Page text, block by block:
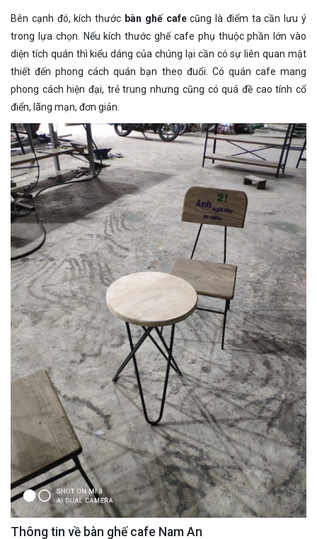
Bên cạnh đó, kích thước bàn ghế cafecũng là điểm ta cần lưu ý
trong lựa chọn. Nếu kích thước ghế cafe phụ thuộc phần lớn vào
diện tích quán thì kiểu dáng của chúng lại cần có sự liên quan mật
thiết đến phong cách quán bạn theo đuổi. Có quán cafe mang
phong cách hiện đại, trẻ trung nhưng cũng có quá đề cao tính cổ
điển, lãng mạn, đơn giản.
Thông tin về bàn ghế cafe Nam An